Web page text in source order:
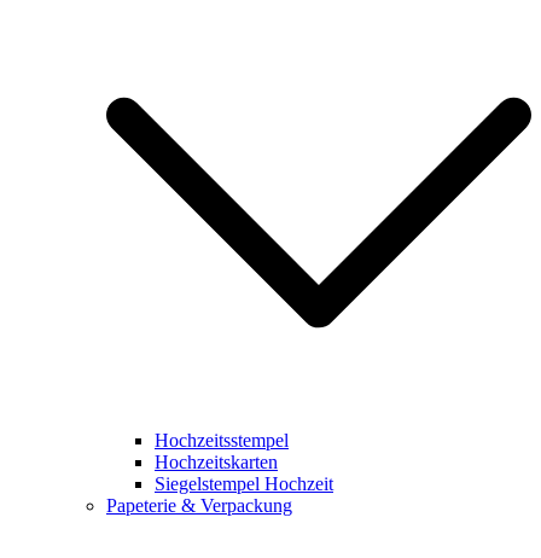
Hochzeitsstempel
Hochzeitskarten
Siegelstempel Hochzeit
Papeterie & Verpackung